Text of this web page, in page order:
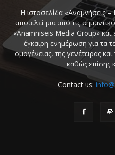
Η ιστοσελίδα «Αναμνήσεις
αποτελεί μια από τις
«Anamniseis Media Group» και
έγκαιρη ενημέρωση για τα
ομογένειας, της γενέτειρας
καθώς επίσης
Contact us: